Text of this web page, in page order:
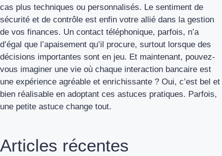
cas plus techniques ou personnalisés. Le sentiment de
sécurité et de contrôle est enfin votre allié dans la gestion
de vos finances. Un contact téléphonique, parfois, n’a
d’égal que l’apaisement qu’il procure, surtout lorsque des
décisions importantes sont en jeu. Et maintenant, pouvez-
vous imaginer une vie où chaque interaction bancaire est
une expérience agréable et enrichissante ? Oui, c’est bel et
bien réalisable en adoptant ces astuces pratiques. Parfois,
une petite astuce change tout.
Articles récentes